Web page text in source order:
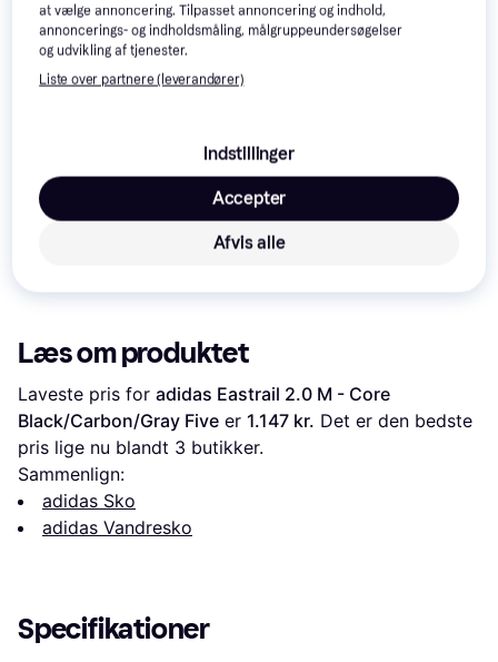
Anmeldelser
Læs om produktet
Laveste pris for adidas Eastrail 2.0 M - Core
Black/Carbon/Gray Five er 1.147 kr. Det er den bedste
pris lige nu blandt 3 butikker.
Sammenlign:
adidas Sko
adidas Vandresko
Specifikationer
at vælge annoncering. Tilpasset annoncering og indhold,
annoncerings- og indholdsmåling, målgruppeundersøgelser
og udvikling af tjenester.
Liste over partnere (leverandører)
Indstillinger
Afvis alle
Accepter